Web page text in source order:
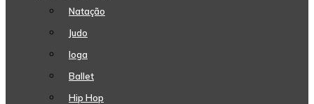
Natação
Judo
Ioga
Ballet
Hip Hop